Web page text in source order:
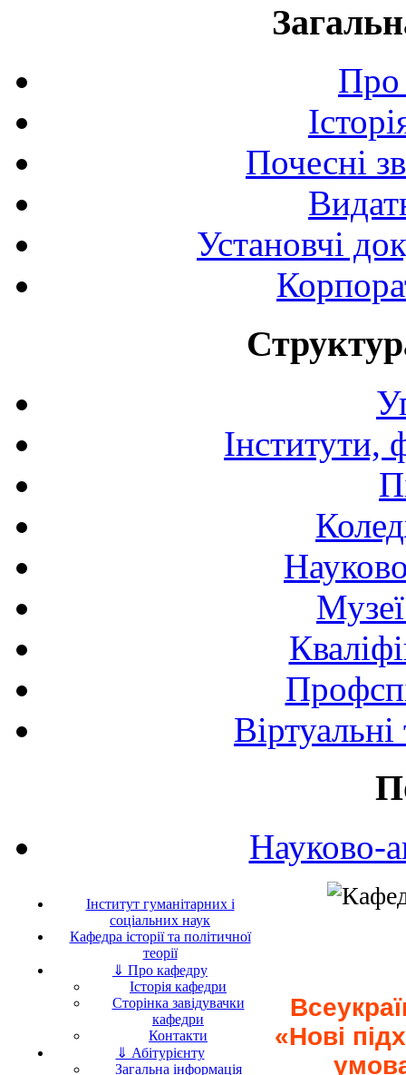
Про
Почесні
Установчі
Інститути,
Науково-
Інститут гуманітарних і
соціальних наук
Кафедра історії та політичної
теорії
⇓ Про кафедру
Історія кафедри
Сторінка завідувачки
кафедри
Контакти
⇓ Абітурієнту
Загальна інформація
«Нові